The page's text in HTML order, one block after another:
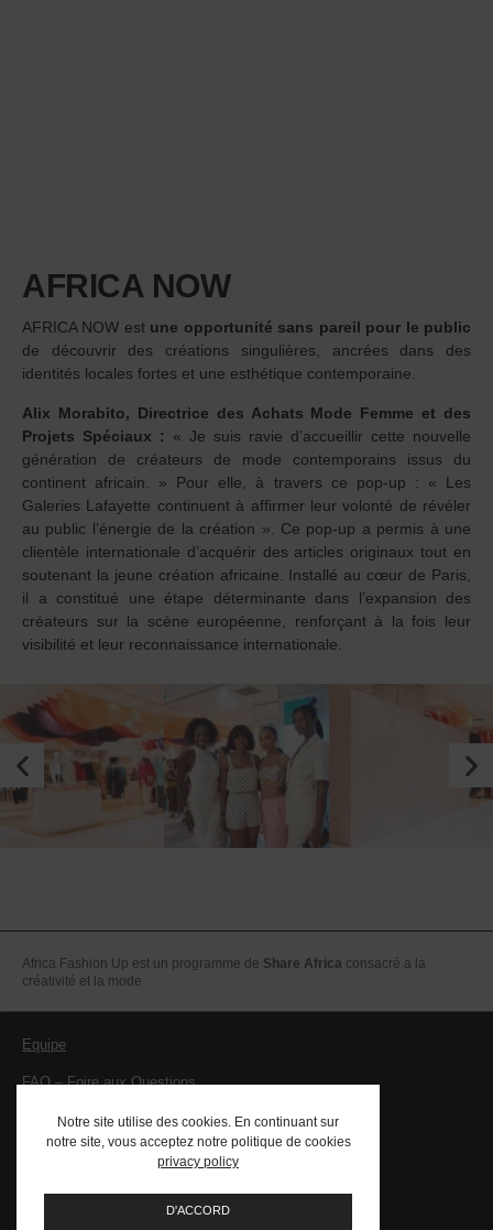
AFRICA NOW
AFRICA NOW est une opportunité sans pareil pour le public
de découvrir des créations singulières, ancrées dans des
identités locales fortes et une esthétique contemporaine.
Alix Morabito, Directrice des Achats Mode Femme et des
Projets Spéciaux :
« Je suis ravie d’accueillir cette nouvelle
génération de créateurs de mode contemporains issus du
continent africain. » Pour elle, à travers ce pop-up : « Les
Galeries Lafayette continuent à affirmer leur volonté de révéler
au public l’énergie de la création ». Ce pop-up a permis à une
clientèle internationale d’acquérir des articles originaux tout en
soutenant la jeune création africaine. Installé au cœur de Paris,
il a constitué une étape déterminante dans l’expansion des
créateurs sur la scène européenne, renforçant à la fois leur
visibilité et leur reconnaissance internationale.
Africa Fashion Up est un programme de Share Africa consacré a la
créativité et la mode
Equipe
FAQ – Foire aux Questions
Mentions légales – CGV
PRESSE
Notre site utilise des cookies. En continuant sur
notre site, vous acceptez notre politique de cookies
privacy policy
D'ACCORD